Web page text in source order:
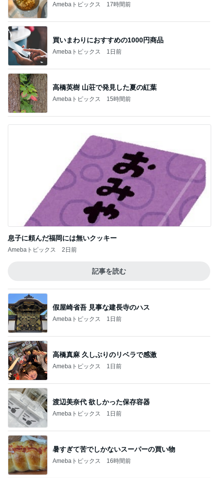
Amebaトピックス 17時間前
買いまわりにおすすめの1000円商品
Amebaトピックス 1日前
高橋英樹 山荘で発見した夏の紅葉
Amebaトピックス 15時間前
息子に頼んだ福岡には無いクッキー
Amebaトピックス 2日前
記事を読む
假屋崎省吾 見事な建長寺のハス
Amebaトピックス 1日前
高橋真麻 久しぶりのリベラで感激
Amebaトピックス 1日前
渡辺美奈代 欲しかった保存容器
Amebaトピックス 1日前
暑すぎて苦でしかないスーパーの買い物
Amebaトピックス 16時間前